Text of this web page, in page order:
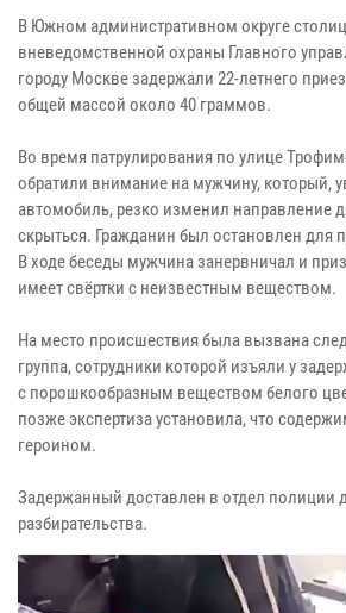
В Южном административном округе
вневедомственной охраны Главного
городу Москве задержали 22-летнего
общей массой около 40 граммов.
Во время патрулирования по улице
обратили внимание на мужчину, который,
автомобиль, резко изменил направление
скрыться. Гражданин был остановлен для
В ходе беседы мужчина занервничал и
имеет свёртки с неизвестным веществом.
На место происшествия была вызвана
группа, сотрудники которой изъяли у
с порошкообразным веществом белого
позже экспертиза установила, что
героином.
Задержанный доставлен в отдел полиции
разбирательства.